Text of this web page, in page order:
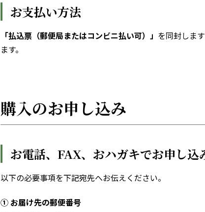
お支払い方法
「払込票（郵便局またはコンビニ払い可）」 を同封しま
ます。
購入のお申し込み
お電話、FAX、おハガキでお申し込
以下の必要事項を下記宛先へお伝えください。
① お届け先の郵便番号